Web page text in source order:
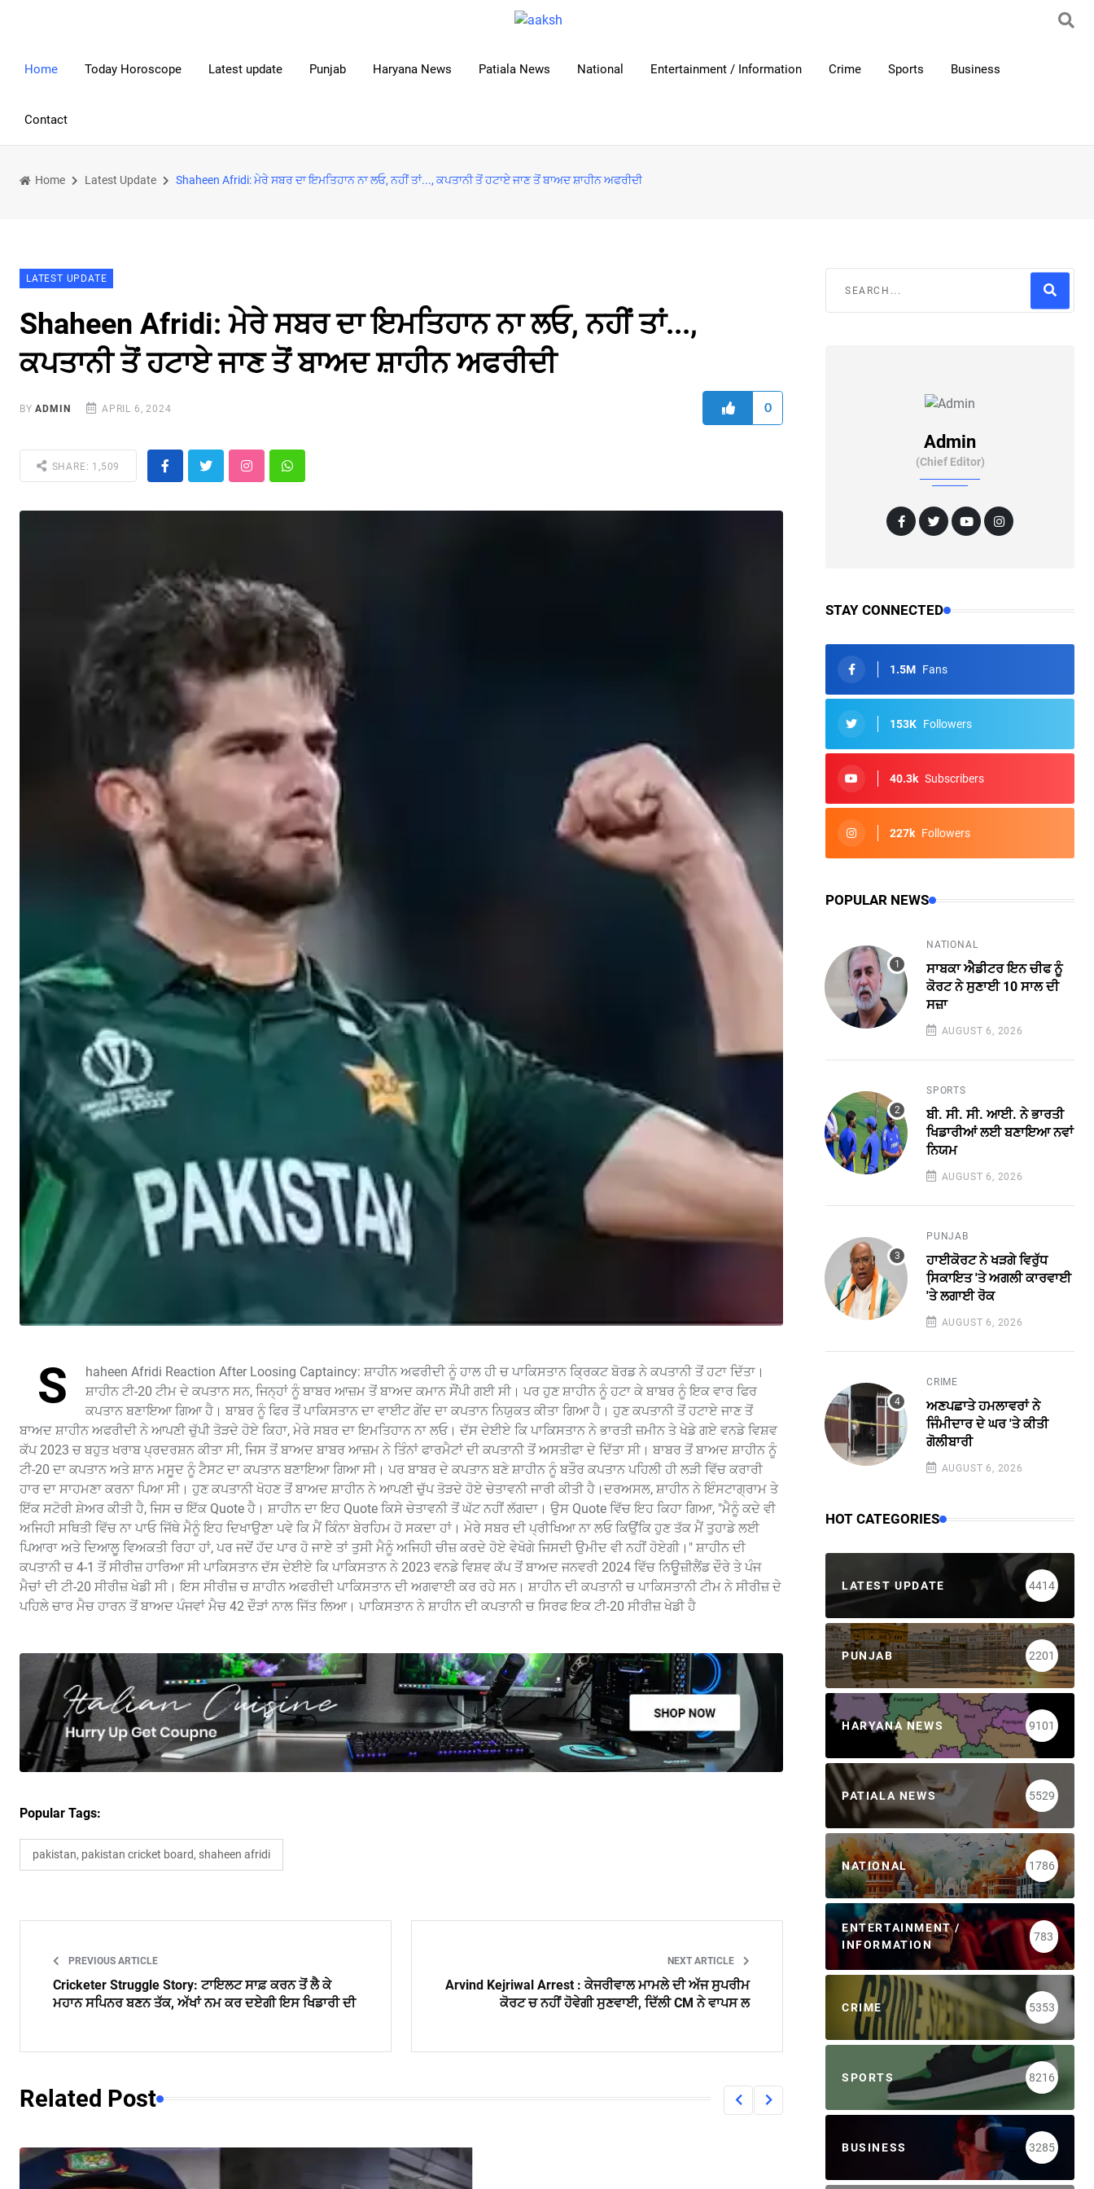
Home Today Horoscope Latest update Punjab Haryana News Patiala News National Entertainment / Information Crime Sports Business
Contact
Home Latest Update Shaheen Afridi: ਮੇਰੇ ਸਬਰ ਦਾ ਇਮਤਿਹਾਨ ਨਾ ਲਓ, ਨਹੀਂ ਤਾਂ..., ਕਪਤਾਨੀ ਤੋਂ ਹਟਾਏ ਜਾਣ ਤੋਂ ਬਾਅਦ ਸ਼ਾਹੀਨ ਅਫਰੀਦੀ
LATEST UPDATE
Shaheen Afridi: ਮੇਰੇ ਸਬਰ ਦਾ ਇਮਤਿਹਾਨ ਨਾ ਲਓ, ਨਹੀਂ ਤਾਂ...,
ਕਪਤਾਨੀ ਤੋਂ ਹਟਾਏ ਜਾਣ ਤੋਂ ਬਾਅਦ ਸ਼ਾਹੀਨ ਅਫਰੀਦੀ
BYADMIN APRIL 6, 2024 0
SHARE: 1,509
S
haheen Afridi Reaction After Loosing Captaincy: ਸ਼ਾਹੀਨ ਅਫਰੀਦੀ ਨੂੰ ਹਾਲ ਹੀ ਚ ਪਾਕਿਸਤਾਨ ਕ੍ਰਿਕਟ ਬੋਰਡ ਨੇ ਕਪਤਾਨੀ ਤੋਂ ਹਟਾ ਦਿੱਤਾ।
ਸ਼ਾਹੀਨ ਟੀ-20 ਟੀਮ ਦੇ ਕਪਤਾਨ ਸਨ, ਜਿਨ੍ਹਾਂ ਨੂੰ ਬਾਬਰ ਆਜ਼ਮ ਤੋਂ ਬਾਅਦ ਕਮਾਨ ਸੌਂਪੀ ਗਈ ਸੀ। ਪਰ ਹੁਣ ਸ਼ਾਹੀਨ ਨੂੰ ਹਟਾ ਕੇ ਬਾਬਰ ਨੂੰ ਇਕ ਵਾਰ ਫਿਰ
ਕਪਤਾਨ ਬਣਾਇਆ ਗਿਆ ਹੈ। ਬਾਬਰ ਨੂੰ ਫਿਰ ਤੋਂ ਪਾਕਿਸਤਾਨ ਦਾ ਵਾਈਟ ਗੇਂਦ ਦਾ ਕਪਤਾਨ ਨਿਯੁਕਤ ਕੀਤਾ ਗਿਆ ਹੈ। ਹੁਣ ਕਪਤਾਨੀ ਤੋਂ ਹਟਾਏ ਜਾਣ ਤੋਂ
ਬਾਅਦ ਸ਼ਾਹੀਨ ਅਫਰੀਦੀ ਨੇ ਆਪਣੀ ਚੁੱਪੀ ਤੋੜਦੇ ਹੋਏ ਕਿਹਾ, ਮੇਰੇ ਸਬਰ ਦਾ ਇਮਤਿਹਾਨ ਨਾ ਲਓ। ਦੱਸ ਦੇਈਏ ਕਿ ਪਾਕਿਸਤਾਨ ਨੇ ਭਾਰਤੀ ਜ਼ਮੀਨ ਤੇ ਖੇਡੇ ਗਏ ਵਨਡੇ ਵਿਸ਼ਵ
ਕੱਪ 2023 ਚ ਬਹੁਤ ਖਰਾਬ ਪ੍ਰਦਰਸ਼ਨ ਕੀਤਾ ਸੀ, ਜਿਸ ਤੋਂ ਬਾਅਦ ਬਾਬਰ ਆਜ਼ਮ ਨੇ ਤਿੰਨਾਂ ਫਾਰਮੈਟਾਂ ਦੀ ਕਪਤਾਨੀ ਤੋਂ ਅਸਤੀਫਾ ਦੇ ਦਿੱਤਾ ਸੀ। ਬਾਬਰ ਤੋਂ ਬਾਅਦ ਸ਼ਾਹੀਨ ਨੂੰ
ਟੀ-20 ਦਾ ਕਪਤਾਨ ਅਤੇ ਸ਼ਾਨ ਮਸੂਦ ਨੂੰ ਟੈਸਟ ਦਾ ਕਪਤਾਨ ਬਣਾਇਆ ਗਿਆ ਸੀ। ਪਰ ਬਾਬਰ ਦੇ ਕਪਤਾਨ ਬਣੇ ਸ਼ਾਹੀਨ ਨੂੰ ਬਤੌਰ ਕਪਤਾਨ ਪਹਿਲੀ ਹੀ ਲੜੀ ਵਿੱਚ ਕਰਾਰੀ
ਹਾਰ ਦਾ ਸਾਹਮਣਾ ਕਰਨਾ ਪਿਆ ਸੀ। ਹੁਣ ਕਪਤਾਨੀ ਖੋਹਣ ਤੋਂ ਬਾਅਦ ਸ਼ਾਹੀਨ ਨੇ ਆਪਣੀ ਚੁੱਪ ਤੋੜਦੇ ਹੋਏ ਚੇਤਾਵਨੀ ਜਾਰੀ ਕੀਤੀ ਹੈ।ਦਰਅਸਲ, ਸ਼ਾਹੀਨ ਨੇ ਇੰਸਟਾਗ੍ਰਾਮ ਤੇ
ਇੱਕ ਸਟੋਰੀ ਸ਼ੇਅਰ ਕੀਤੀ ਹੈ, ਜਿਸ ਚ ਇੱਕ Quote ਹੈ। ਸ਼ਾਹੀਨ ਦਾ ਇਹ Quote ਕਿਸੇ ਚੇਤਾਵਨੀ ਤੋਂ ਘੱਟ ਨਹੀਂ ਲੱਗਦਾ। ਉਸ Quote ਵਿੱਚ ਇਹ ਕਿਹਾ ਗਿਆ, "ਮੈਨੂੰ ਕਦੇ ਵੀ
ਅਜਿਹੀ ਸਥਿਤੀ ਵਿੱਚ ਨਾ ਪਾਓ ਜਿੱਥੇ ਮੈਨੂੰ ਇਹ ਦਿਖਾਉਣਾ ਪਵੇ ਕਿ ਮੈਂ ਕਿੰਨਾ ਬੇਰਹਿਮ ਹੋ ਸਕਦਾ ਹਾਂ। ਮੇਰੇ ਸਬਰ ਦੀ ਪ੍ਰੀਖਿਆ ਨਾ ਲਓ ਕਿਉਂਕਿ ਹੁਣ ਤੱਕ ਮੈਂ ਤੁਹਾਡੇ ਲਈ
ਪਿਆਰਾ ਅਤੇ ਦਿਆਲੂ ਵਿਅਕਤੀ ਰਿਹਾ ਹਾਂ, ਪਰ ਜਦੋਂ ਹੱਦ ਪਾਰ ਹੋ ਜਾਏ ਤਾਂ ਤੁਸੀ ਮੈਨੂੰ ਅਜਿਹੀ ਚੀਜ਼ ਕਰਦੇ ਹੋਏ ਵੇਖੋਗੇ ਜਿਸਦੀ ਉਮੀਦ ਵੀ ਨਹੀਂ ਹੋਏਗੀ।" ਸ਼ਾਹੀਨ ਦੀ
ਕਪਤਾਨੀ ਚ 4-1 ਤੋਂ ਸੀਰੀਜ਼ ਹਾਰਿਆ ਸੀ ਪਾਕਿਸਤਾਨ ਦੱਸ ਦੇਈਏ ਕਿ ਪਾਕਿਸਤਾਨ ਨੇ 2023 ਵਨਡੇ ਵਿਸ਼ਵ ਕੱਪ ਤੋਂ ਬਾਅਦ ਜਨਵਰੀ 2024 ਵਿੱਚ ਨਿਊਜ਼ੀਲੈਂਡ ਦੌਰੇ ਤੇ ਪੰਜ
ਮੈਚਾਂ ਦੀ ਟੀ-20 ਸੀਰੀਜ਼ ਖੇਡੀ ਸੀ। ਇਸ ਸੀਰੀਜ਼ ਚ ਸ਼ਾਹੀਨ ਅਫਰੀਦੀ ਪਾਕਿਸਤਾਨ ਦੀ ਅਗਵਾਈ ਕਰ ਰਹੇ ਸਨ। ਸ਼ਾਹੀਨ ਦੀ ਕਪਤਾਨੀ ਚ ਪਾਕਿਸਤਾਨੀ ਟੀਮ ਨੇ ਸੀਰੀਜ਼ ਦੇ
ਪਹਿਲੇ ਚਾਰ ਮੈਚ ਹਾਰਨ ਤੋਂ ਬਾਅਦ ਪੰਜਵਾਂ ਮੈਚ 42 ਦੌੜਾਂ ਨਾਲ ਜਿੱਤ ਲਿਆ। ਪਾਕਿਸਤਾਨ ਨੇ ਸ਼ਾਹੀਨ ਦੀ ਕਪਤਾਨੀ ਚ ਸਿਰਫ ਇਕ ਟੀ-20 ਸੀਰੀਜ਼ ਖੇਡੀ ਹੈ
Popular Tags:
pakistan, pakistan cricket board, shaheen afridi
PREVIOUS ARTICLE
Cricketer Struggle Story: ਟਾਇਲਟ ਸਾਫ਼ ਕਰਨ ਤੋਂ ਲੈ ਕੇ
ਮਹਾਨ ਸਪਿਨਰ ਬਣਨ ਤੱਕ, ਅੱਖਾਂ ਨਮ ਕਰ ਦਏਗੀ ਇਸ ਖਿਡਾਰੀ ਦੀ
NEXT ARTICLE
Arvind Kejriwal Arrest : ਕੇਜਰੀਵਾਲ ਮਾਮਲੇ ਦੀ ਅੱਜ ਸੁਪਰੀਮ
ਕੋਰਟ ਚ ਨਹੀਂ ਹੋਵੇਗੀ ਸੁਣਵਾਈ, ਦਿੱਲੀ CM ਨੇ ਵਾਪਸ ਲ
Related Post
Admin
(Chief Editor)
STAY CONNECTED
1.5M Fans
153K Followers
40.3k Subscribers
227k Followers
POPULAR NEWS
NATIONAL
ਸਾਬਕਾ ਐਡੀਟਰ ਇਨ ਚੀਫ ਨੂੰ
ਕੋਰਟ ਨੇ ਸੁਣਾਈ 10 ਸਾਲ ਦੀ
ਸਜ਼ਾ
AUGUST 6, 2026
SPORTS
ਬੀ. ਸੀ. ਸੀ. ਆਈ. ਨੇ ਭਾਰਤੀ
ਖਿਡਾਰੀਆਂ ਲਈ ਬਣਾਇਆ ਨਵਾਂ
ਨਿਯਮ
AUGUST 6, 2026
PUNJAB
ਹਾਈਕੋਰਟ ਨੇ ਖੜਗੇ ਵਿਰੁੱਧ
ਸਿ਼ਕਾਇਤ 'ਤੇ ਅਗਲੀ ਕਾਰਵਾਈ
'ਤੇ ਲਗਾਈ ਰੋਕ
AUGUST 6, 2026
CRIME
ਅਣਪਛਾਤੇ ਹਮਲਾਵਰਾਂ ਨੇ
ਜਿੰਮੀਦਾਰ ਦੇ ਘਰ 'ਤੇ ਕੀਤੀ
ਗੋਲੀਬਾਰੀ
AUGUST 6, 2026
HOT CATEGORIES
LATEST UPDATE 4414
PUNJAB 2201
HARYANA NEWS 9101
PATIALA NEWS 5529
NATIONAL 1786
ENTERTAINMENT /
INFORMATION
783
CRIME 5353
SPORTS 8216
BUSINESS 3285